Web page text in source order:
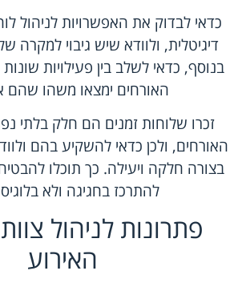
כדאי לבדוק את האפשרויות לניהול
דיגיטלית, ולוודא שיש גיבוי למקרה
בנוסף, כדאי לשלב בין פעילויות
האורחים ימצאו משהו שהם
זכרו שלוחות זמנים הם חלק בלתי
האורחים, ולכן כדאי להשקיע בהם
בצורה חלקה ויעילה. כך תוכלו
להתרכז בחגיגה ולא
פתרונות לניהול
האירוע